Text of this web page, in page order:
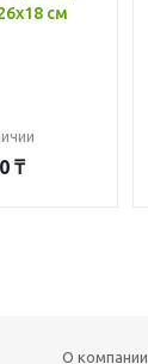
см
₸
О компании